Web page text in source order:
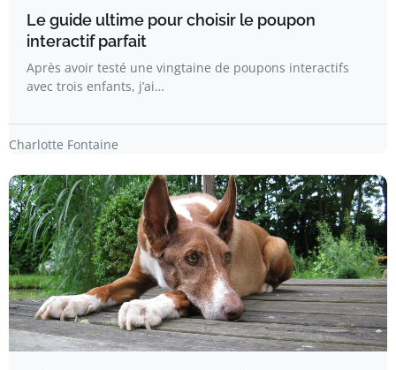
Le guide ultime pour choisir le poupon
interactif parfait
Après avoir testé une vingtaine de poupons interactifs
avec trois enfants, j’ai…
Charlotte Fontaine